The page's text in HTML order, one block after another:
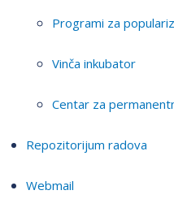
Programi za
Vinča inkubator
Centar za
Repozitorijum radova
Webmail